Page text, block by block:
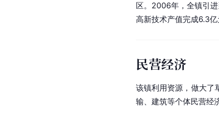
区。2006年，全镇引
高新技术产值完成6.3
民营经济
该镇利用资源，做大了
输、建筑等个体民营经